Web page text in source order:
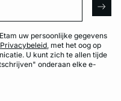
uw persoonlijke gegevens
Privacybeleid, met het oog op
U kunt zich te allen tijde
onderaan elke e-